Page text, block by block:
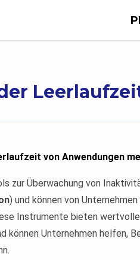
von Anwendungen
zur Überwachung von
) und können von
Instrumente bieten
können Unternehmen helfen,